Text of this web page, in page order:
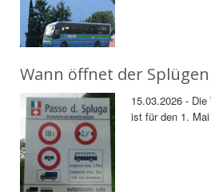
Wann öffnet der
15.03.2026 -
ist für den 1.